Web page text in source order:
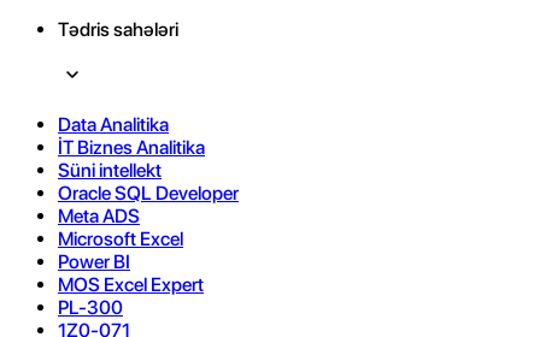
Tədris sahələri
Data Analitika
İT Biznes Analitika
Süni intellekt
Oracle SQL Developer
Meta ADS
Microsoft Excel
Power BI
MOS Excel Expert
PL-300
1Z0-071